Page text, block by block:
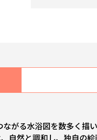
がる水浴図を数多く描
然と調和し、独自の